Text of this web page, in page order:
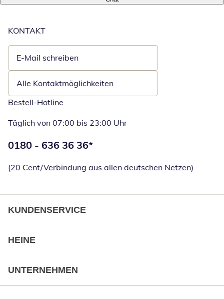
KONTAKT
E-Mail schreiben
Öffnet E-Mail-Client
Alle Kontaktmöglichkeiten
Bestell-Hotline
Täglich von 07:00 bis 23:00 Uhr
Telefonnummer:
0180 - 636 36 36*
(20 Cent/Verbindung aus allen deutschen Netzen)
KUNDENSERVICE
HEINE
UNTERNEHMEN